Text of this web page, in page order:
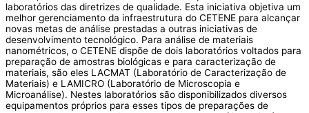
laboratórios das diretrizes de qualidade. Esta iniciativa objetiva um
melhor gerenciamento da infraestrutura do CETENE para alcançar
novas metas de análise prestadas a outras iniciativas de
desenvolvimento tecnológico. Para análise de materiais
nanométricos, o CETENE dispõe de dois laboratórios voltados para
preparação de amostras biológicas e para caracterização de
materiais, são eles LACMAT (Laboratório de Caracterização de
Materiais) e LAMICRO (Laboratório de Microscopia e
Microanálise). Nestes laboratórios são disponibilizados diversos
equipamentos próprios para esses tipos de preparações de